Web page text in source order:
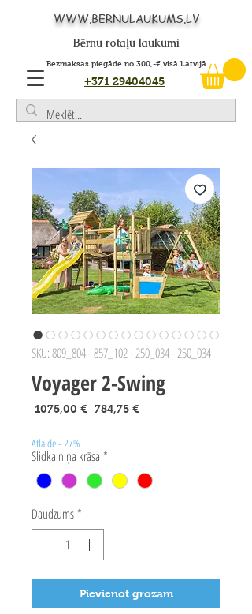
WWW.BERNULAUKUMS.LV
Bērnu rotaļu laukumi
Bezmaksas piegāde no 300,-€ visā Latvijā
+371 29404045
SKU: 809_804 - 857_102 - 250_034 - 250_034
Voyager 2-Swing
1075,00 € Parastā
784,75 €
Atlaide - 27%
Slidkalniņa krāsa *
Daudzums *
Pievienot grozam